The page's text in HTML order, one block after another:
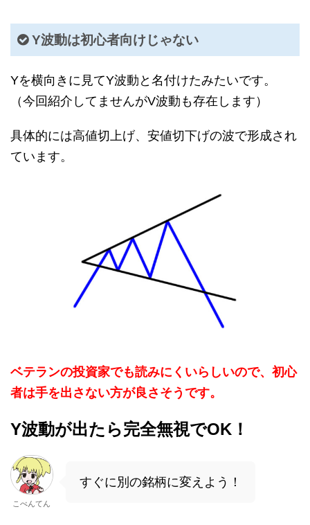
Y波動は初心者向けじゃない
Yを横向きに見てY波動と名付けたみたいです。
（今回紹介してませんがV波動も存在します）
具体的には高値切上げ、安値切下げの波で形成され
ています。
ベテランの投資家でも読みにくいらしいので、初心
者は手を出さない方が良さそうです。
Y波動が出たら完全無視でOK！
こべんてん
すぐに別の銘柄に変えよう！